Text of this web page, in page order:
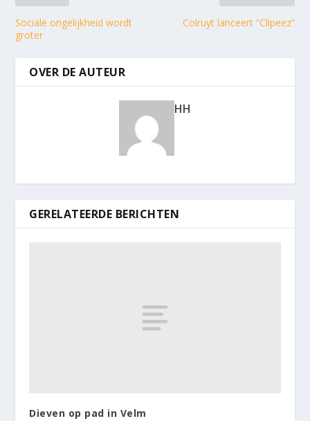
Sociale ongelijkheid wordt
groter
Colruyt lanceert “Clipeez”
OVER DE AUTEUR
HH
GERELATEERDE BERICHTEN
Dieven op pad in Velm